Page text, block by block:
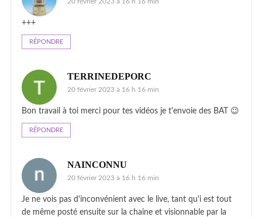
+++
RÉPONDRE
TERRINEDEPORC
20 février 2023 à 16 h 16 min
Bon travail à toi merci pour tes vidéos je t'envoie des BAT 😉
RÉPONDRE
NAINCONNU
20 février 2023 à 16 h 16 min
Je ne vois pas d'inconvénient avec le live, tant qu'i est tout
de même posté ensuite sur la chaine et visionnable par la